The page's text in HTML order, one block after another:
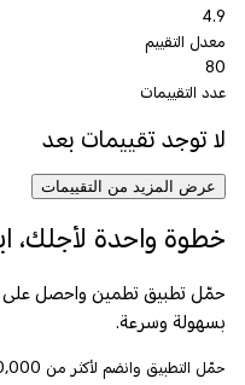
4.9
معدل التقييم
80
عدد التقييمات
لا توجد تقييمات بعد
عرض المزيد من التقييمات
خطوة واحدة لأجلك،
حمّل تطبيق تطمين واحصل
بسهولة وسرعة.
حمّل التطبيق وانضم لأكثر من